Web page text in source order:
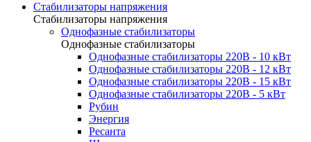
Стабилизаторы напряжения
Стабилизаторы напряжения
Однофазные стабилизаторы
Однофазные стабилизаторы
Однофазные стабилизаторы 220В - 10 кВт
Однофазные стабилизаторы 220В - 12 кВт
Однофазные стабилизаторы 220В - 15 кВт
Однофазные стабилизаторы 220В - 5 кВт
Рубин
Энергия
Ресанта